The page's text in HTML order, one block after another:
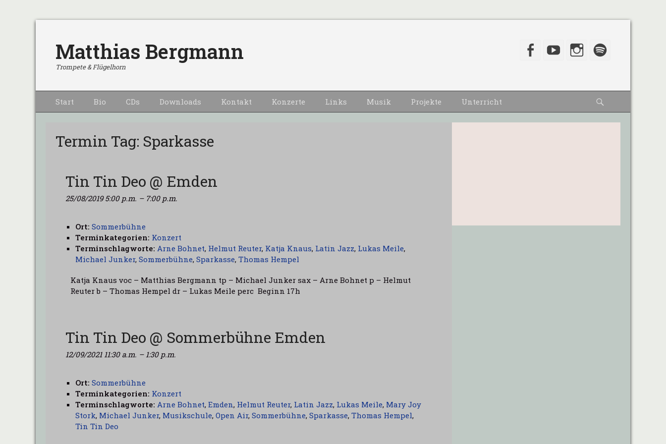
Matthias Bergmann
Trompete & Flügelhorn
Facebook
YouTubeInstagram
Primärmenu
zum
Start Bio CDs Downloads Kontakt Konzerte Links Musik Projekte Unterricht
Termin Tag: Sparkasse
Tin Tin Deo @ Emden
25/08/2019 5:00 p.m. – 7:00 p.m.
Ort: Sommerbühne
Terminkategorien: Konzert
Terminschlagworte: Arne Bohnet, Helmut Reuter, Katja Knaus, Latin Jazz, Lukas Meile,
Michael Junker, Sommerbühne, Sparkasse, Thomas Hempel
Katja Knaus voc – Matthias Bergmann tp – Michael Junker sax – Arne Bohnet p – Helmut
Reuter b – Thomas Hempel dr – Lukas Meile perc Beginn 17h
Tin Tin Deo @ Sommerbühne Emden
12/09/2021 11:30 a.m. – 1:30 p.m.
Ort: Sommerbühne
Terminkategorien: Konzert
Terminschlagworte: Arne Bohnet, Emden, Helmut Reuter, Latin Jazz, Lukas Meile, Mary Joy
Stork, Michael Junker, Musikschule, Open Air, Sommerbühne, Sparkasse, Thomas Hempel,
Tin Tin Deo